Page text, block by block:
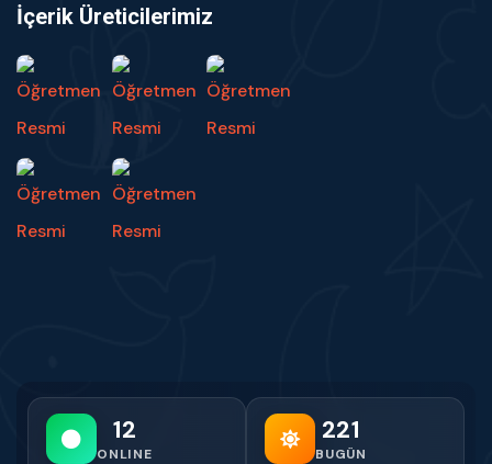
İçerik Üreticilerimiz
12
ONLINE
221
BUGÜN